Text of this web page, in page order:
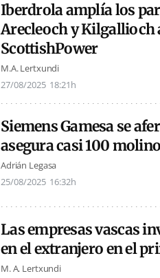
Iberdrola amplía los
Arecleoch y Kilgallioch
ScottishPower
M.A. Lertxundi
27/08/2025 18:21h
Siemens Gamesa se
asegura casi 100
Adrián Legasa
25/08/2025 16:32h
Las empresas vascas
en el extranjero en el
M. A. Lertxundi